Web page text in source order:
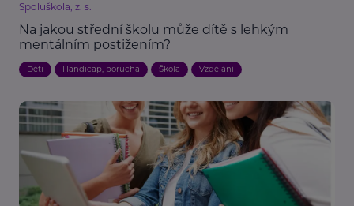
Spoluškola, z. s.
Na jakou střední školu může dítě s lehkým
mentálním postižením?
Děti Handicap, porucha Škola Vzdělání